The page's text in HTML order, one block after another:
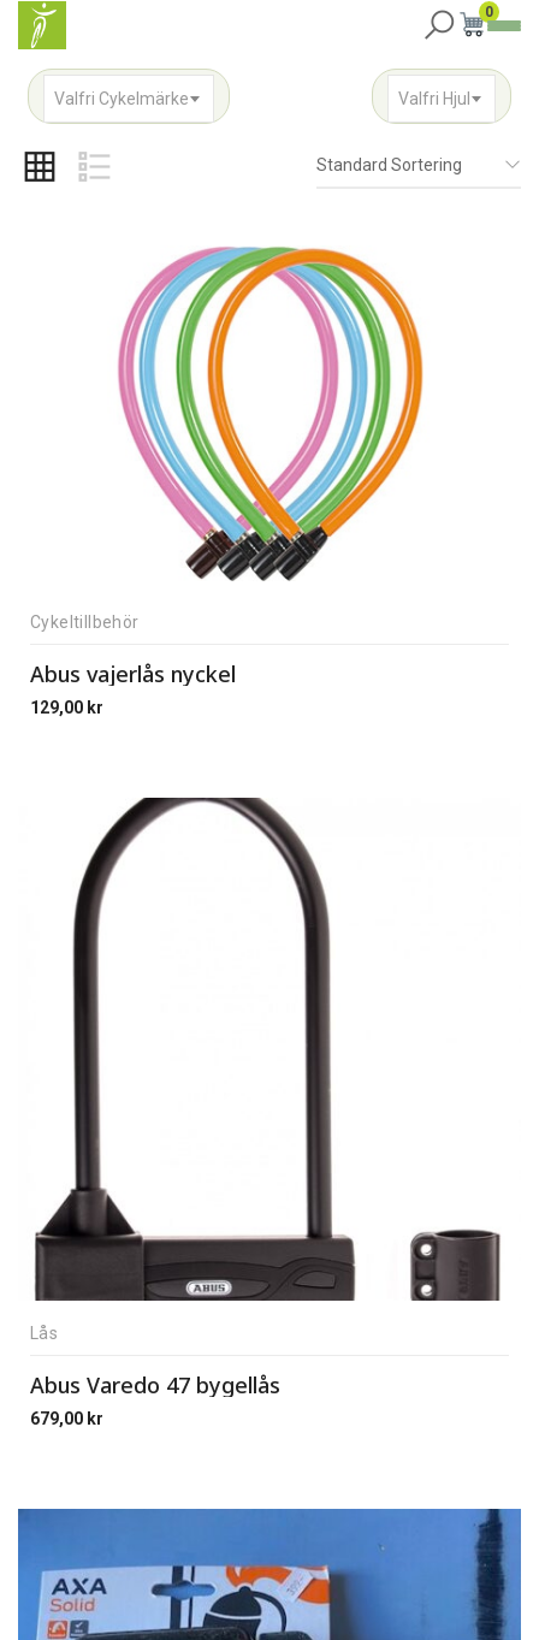
0
Valfri Cykelmärke Valfri Hjul
Standard Sortering
Cykeltillbehör
Abus vajerlås nyckel
129,00 kr
Lås
Abus Varedo 47 bygellås
679,00 kr